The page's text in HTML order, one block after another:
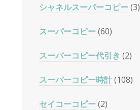
シャネルスーパーコピー(3)
スーパーコピー(60)
スーパーコピー代引き (2)
スーパーコピー時計(108)
セイコーコピー(2)